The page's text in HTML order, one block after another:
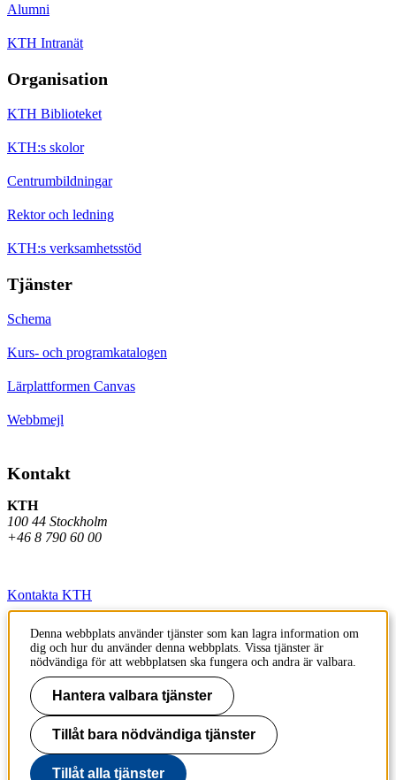
Alumni
KTH Intranät
Organisation
KTH Biblioteket
KTH:s skolor
Centrumbildningar
Rektor och ledning
KTH:s verksamhetsstöd
Tjänster
Schema
Kurs- och programkatalogen
Lärplattformen Canvas
Webbmejl
Kontakt
KTH
100 44 Stockholm
+46 8 790 60 00
Kontakta KTH
Jobba på KTH
Press och media
Faktura och betalning KTH
Om KTH:s webbplatser
Tillgänglighetsredogörelse
Denna webbplats använder tjänster som kan lagra information om
dig och hur du använder denna webbplats. Vissa tjänster är
nödvändiga för att webbplatsen ska fungera och andra är valbara.
Hantera valbara tjänster
Tillåt bara nödvändiga tjänster
Tillåt alla tjänster